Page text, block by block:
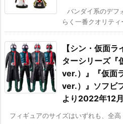
バンダイ系のデフ
らく一番クオリテ
【シン・仮面
ターシリーズ『
ver.）』『仮面
ver.）』ソフビ
より2022年12
フィギュアのサイズはいずれも、全高